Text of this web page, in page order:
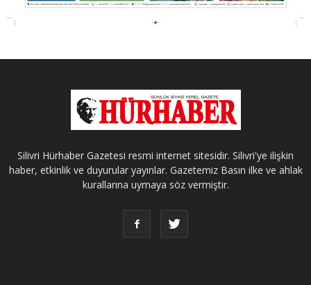
Silivri Hürhaber Gazetesi resmi internet sitesidir. Silivri'ye ilişkin
haber, etkinlik ve duyurular yayınlar. Gazetemiz Basın ilke ve ahlak
kurallarına uymaya söz vermiştir.